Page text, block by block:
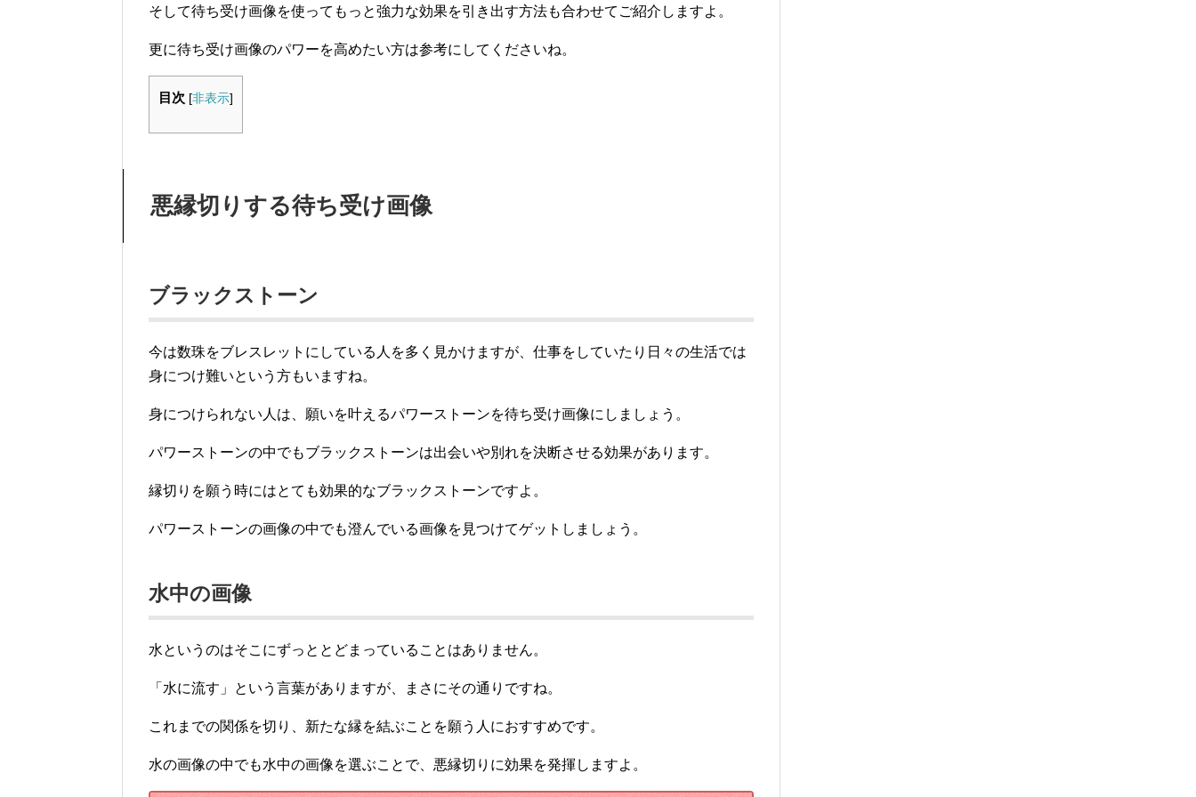
そして待ち受け画像を使ってもっと強力な効果を引き出す方法も合わせてご紹介しますよ。
更に待ち受け画像のパワーを高めたい方は参考にしてくださいね。
目次 [非表示]
悪縁切りする待ち受け画像
ブラックストーン
今は数珠をブレスレットにしている人を多く見かけますが、仕事をしていたり日々の生活では
身につけ難いという方もいますね。
身につけられない人は、願いを叶えるパワーストーンを待ち受け画像にしましょう。
パワーストーンの中でもブラックストーンは出会いや別れを決断させる効果があります。
縁切りを願う時にはとても効果的なブラックストーンですよ。
パワーストーンの画像の中でも澄んでいる画像を見つけてゲットしましょう。
水中の画像
水というのはそこにずっととどまっていることはありません。
「水に流す」という言葉がありますが、まさにその通りですね。
これまでの関係を切り、新たな縁を結ぶことを願う人におすすめです。
水の画像の中でも水中の画像を選ぶことで、悪縁切りに効果を発揮しますよ。